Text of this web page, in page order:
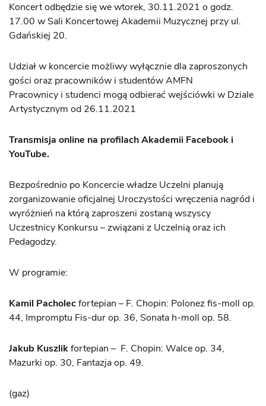
Koncert odbędzie się we wtorek, 30.11.2021 o godz.
17.00 w Sali Koncertowej Akademii Muzycznej przy ul.
Gdańskiej 20.
Udział w koncercie możliwy wyłącznie dla zaproszonych
gości oraz pracowników i studentów AMFN
Pracownicy i studenci mogą odbierać wejściówki w Dziale
Artystycznym od 26.11.2021
Transmisja online na profilach Akademii Facebook i
YouTube.
Bezpośrednio po Koncercie władze Uczelni planują
zorganizowanie oficjalnej Uroczystości wręczenia nagród i
wyróżnień na którą zaproszeni zostaną wszyscy
Uczestnicy Konkursu – związani z Uczelnią oraz ich
Pedagodzy.
W programie:
Kamil Pacholecfortepian – F. Chopin: Polonez fis-moll op.
44, Impromptu Fis-dur op. 36, Sonata h-moll op. 58.
Jakub Kuszlikfortepian – F. Chopin: Walce op. 34,
Mazurki op. 30, Fantazja op. 49.
(gaz)